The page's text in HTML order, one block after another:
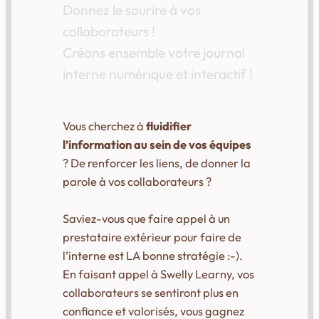
Donnez le sourire à vos
collaborateurs !
Créons ensemble votre journal
interne numérique et interactif !
Vous cherchez à fluidifier
l’information au sein de vos équipes
? De renforcer les liens, de donner la
parole à vos collaborateurs ?
Saviez-vous que faire appel à un
prestataire extérieur pour faire de
l’interne est LA bonne stratégie :-).
En faisant appel à Swelly Learny, vos
collaborateurs se sentiront plus en
confiance et valorisés, vous gagnez